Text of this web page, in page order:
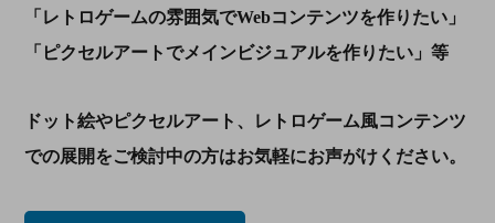
「レトロゲームの雰囲気でWebコンテンツを作りたい」
「ピクセルアートでメインビジュアルを作りたい」等
ドット絵やピクセルアート、レトロゲーム風コンテンツ
での展開をご検討中の方はお気軽にお声がけください。